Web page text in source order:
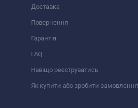
Доставка
Повернення
Гарантія
FAQ
Навіщо реєструватись
Як купити або зробити замовлення